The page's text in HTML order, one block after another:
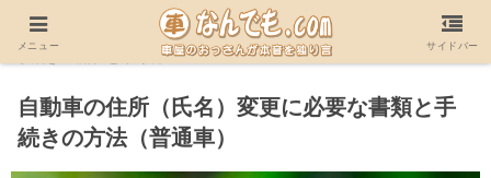
ホーム
自動車の登録（申請）を自分でする！必要書類や
手続きの流れとやり方
自動車の住所（氏名）変更に必要な書類と手
続きの方法（普通車）
メニュー サイドバー